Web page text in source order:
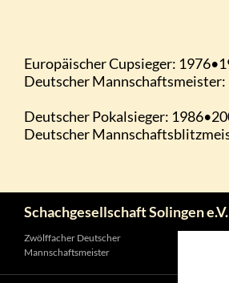
Schachgesellschaft Solingen e.V.
Zwölffacher Deutscher
Mannschaftsmeister